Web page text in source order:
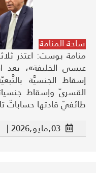
ساحة المنامة
منامة بوست: اعتذر
عيسى الخليفة»، بعد
إسقاط الجنسيَّة
القسريّ وإسقاط
طائفيّ قادتها حساباتٌ
03,مايو,2026 |